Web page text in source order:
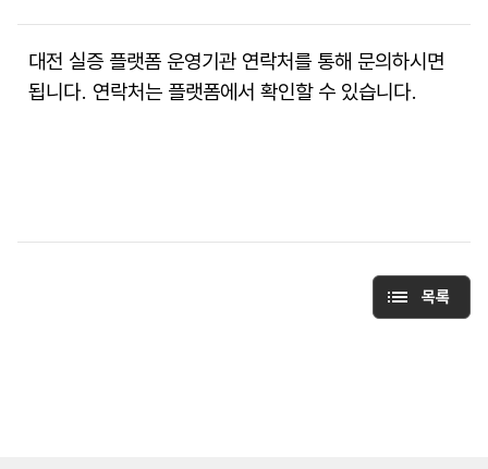
대전 실증 플랫폼 운영기관 연락처를 통해 문의하시면
됩니다. 연락처는 플랫폼에서 확인할 수 있습니다.
목록